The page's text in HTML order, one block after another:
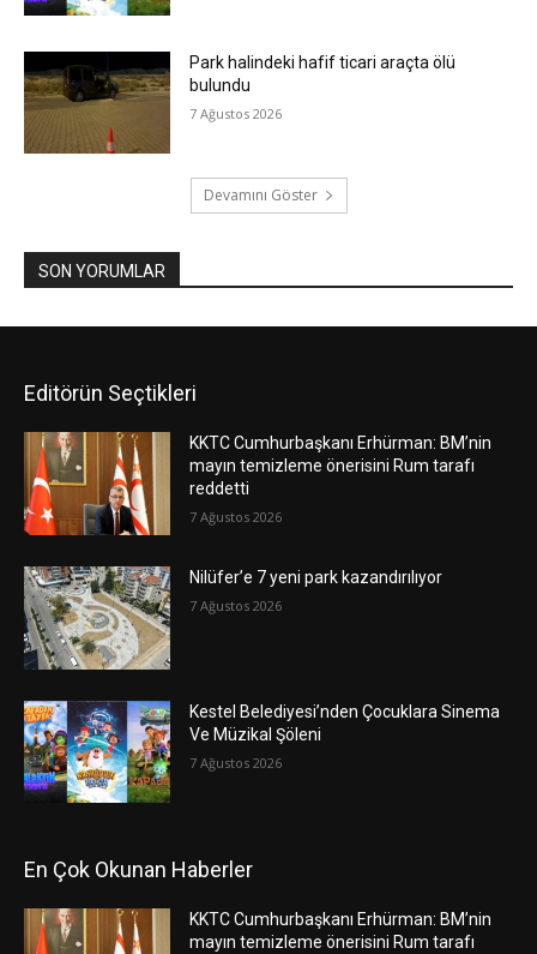
Park halindeki hafif ticari araçta ölü
bulundu
7 Ağustos 2026
Devamını Göster
SON YORUMLAR
Editörün Seçtikleri
KKTC Cumhurbaşkanı Erhürman: BM’nin
mayın temizleme önerisini Rum tarafı
reddetti
7 Ağustos 2026
Nilüfer’e 7 yeni park kazandırılıyor
7 Ağustos 2026
Kestel Belediyesi’nden Çocuklara Sinema
Ve Müzikal Şöleni
7 Ağustos 2026
En Çok Okunan Haberler
KKTC Cumhurbaşkanı Erhürman: BM’nin
mayın temizleme önerisini Rum tarafı